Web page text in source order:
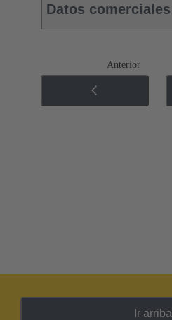
Datos comerciales
Anterior
Ir arriba